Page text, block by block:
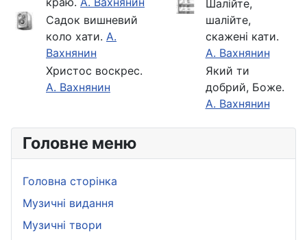
Головне меню
Головна сторінка
Музичні видання
Музичні твори
Садок вишневий
коло хати. А.
Вахнянин
Христос воскрес.
А. Вахнянин
Шалійте,
шалійте,
скажені кати.
А. Вахнянин
Який ти
добрий, Боже.
А. Вахнянин